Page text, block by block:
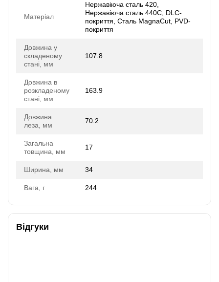
Матеріал
Нержавіюча сталь 420,
Нержавіюча сталь 440C, DLC-
покриття, Сталь MagnaCut, PVD-
покриття
Довжина у
складеному
стані, мм
107.8
Довжина в
розкладеному
стані, мм
163.9
Довжина
леза, мм
70.2
Загальна
товщина, мм
17
Ширина, мм 34
Вага, г 244
Відгуки